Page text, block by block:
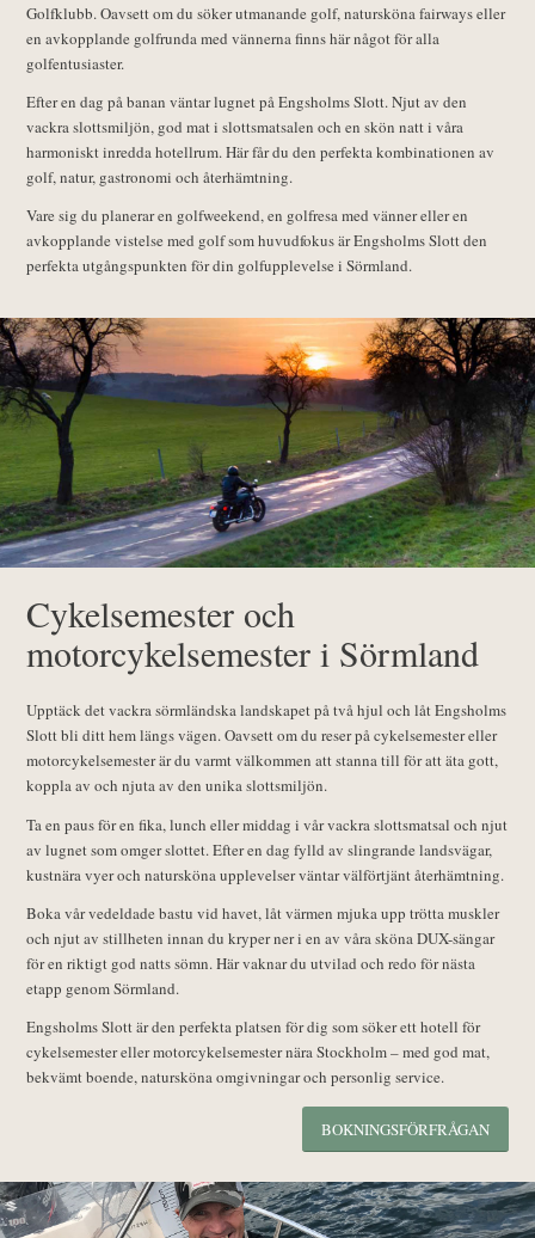
Golfklubb. Oavsett om du söker utmanande golf, natursköna fairways eller
en avkopplande golfrunda med vännerna finns här något för alla
golfentusiaster.
Efter en dag på banan väntar lugnet på Engsholms Slott. Njut av den
vackra slottsmiljön, god mat i slottsmatsalen och en skön natt i våra
harmoniskt inredda hotellrum. Här får du den perfekta kombinationen av
golf, natur, gastronomi och återhämtning.
Vare sig du planerar en golfweekend, en golfresa med vänner eller en
avkopplande vistelse med golf som huvudfokus är Engsholms Slott den
perfekta utgångspunkten för din golfupplevelse i Sörmland.
Cykelsemester och
motorcykelsemester i Sörmland
Upptäck det vackra sörmländska landskapet på två hjul och låt Engsholms
Slott bli ditt hem längs vägen. Oavsett om du reser på cykelsemester eller
motorcykelsemester är du varmt välkommen att stanna till för att äta gott,
koppla av och njuta av den unika slottsmiljön.
Ta en paus för en fika, lunch eller middag i vår vackra slottsmatsal och njut
av lugnet som omger slottet. Efter en dag fylld av slingrande landsvägar,
kustnära vyer och natursköna upplevelser väntar välförtjänt återhämtning.
Boka vår vedeldade bastu vid havet, låt värmen mjuka upp trötta muskler
och njut av stillheten innan du kryper ner i en av våra sköna DUX-sängar
för en riktigt god natts sömn. Här vaknar du utvilad och redo för nästa
etapp genom Sörmland.
Engsholms Slott är den perfekta platsen för dig som söker ett hotell för
cykelsemester eller motorcykelsemester nära Stockholm – med god mat,
bekvämt boende, natursköna omgivningar och personlig service.
BOKNINGSFÖRFRÅGAN